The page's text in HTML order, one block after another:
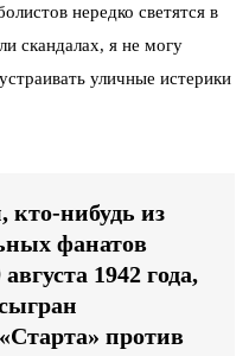
нередко светятся в
скандалах, я не могу
уличные истерики
кто-нибудь из
фанатов
1942 года,
против